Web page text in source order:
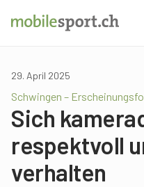
29. April 2025
Schwingen –
Sich
respektvoll
verhalten